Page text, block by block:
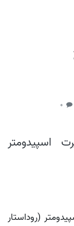
0
اسپیدومتر
(روداستار